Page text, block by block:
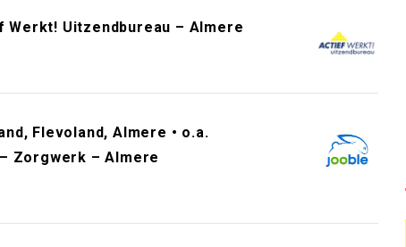
Uitzendbureau – Almere
Flevoland, Almere • o.a.
Zorgwerk – Almere